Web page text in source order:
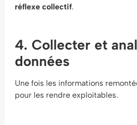
réflexe collectif.
4. Collecter et
données
Une fois les informations
pour les rendre exploitables.